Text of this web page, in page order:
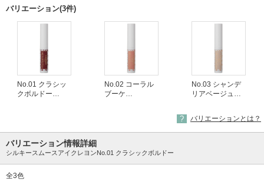
バリエーション(3件)
No.01 クラシッ
クボルドー
No.02 コーラル
ブーケ
No.03 シャンデ
リアベージュ
バリエーションとは？
バリエーション情報詳細
シルキースムースアイクレヨンNo.01 クラシックボルドー
全3色